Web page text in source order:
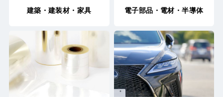
建築・建装材・家具 電子部品・電材・半導体